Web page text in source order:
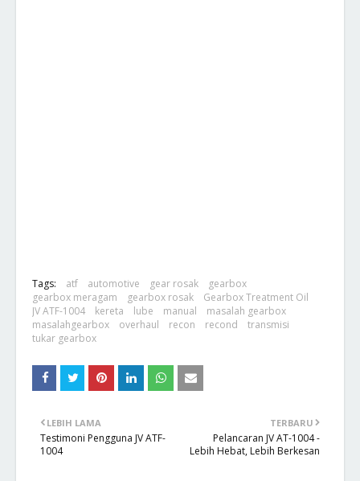
Tags: atf automotive gear rosak
gearbox
gearbox meragam
gearbox rosak
Gearbox Treatment Oil
JV ATF-1004
kereta lube manual
masalah gearbox
masalahgearbox
overhaul recon recond
transmisi
tukar gearbox
TERBARU
Pelancaran JV AT-1004 -
Lebih Hebat, Lebih Berkesan
LEBIH LAMA
Testimoni Pengguna JV ATF-
1004